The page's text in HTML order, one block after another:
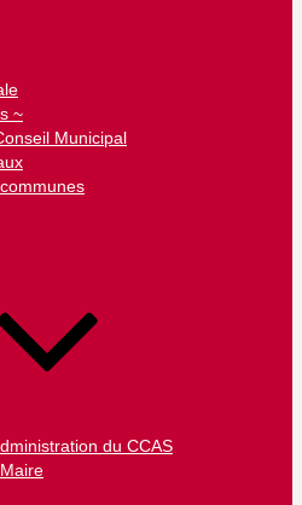
~
Municipal
du CCAS